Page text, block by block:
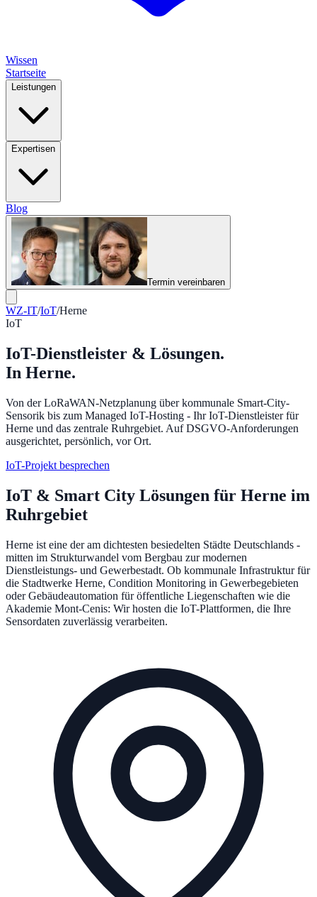
Wissen
Startseite
Leistungen
Expertisen
Blog
Termin vereinbaren
WZ-IT/IoT/Herne
IoT
IoT-Dienstleister & Lösungen.
In Herne.
Von der LoRaWAN-Netzplanung über kommunale Smart-City-
Sensorik bis zum Managed IoT-Hosting - Ihr IoT-Dienstleister für
Herne und das zentrale Ruhrgebiet. Auf DSGVO-Anforderungen
ausgerichtet, persönlich, vor Ort.
IoT-Projekt besprechen
IoT & Smart City Lösungen für Herne im
Ruhrgebiet
Herne ist eine der am dichtesten besiedelten Städte Deutschlands -
mitten im Strukturwandel vom Bergbau zur modernen
Dienstleistungs- und Gewerbestadt. Ob kommunale Infrastruktur für
die Stadtwerke Herne, Condition Monitoring in Gewerbegebieten
oder Gebäudeautomation für öffentliche Liegenschaften wie die
Akademie Mont-Cenis: Wir hosten die IoT-Plattformen, die Ihre
Sensordaten zuverlässig verarbeiten.